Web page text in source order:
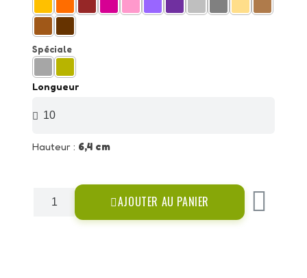
Spéciale
Longueur
Hauteur : 6,4 cm
AJOUTER AU PANIER